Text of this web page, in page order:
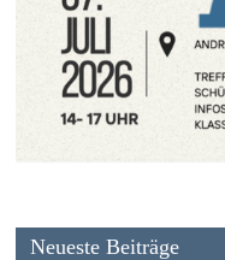
Neueste Beiträge